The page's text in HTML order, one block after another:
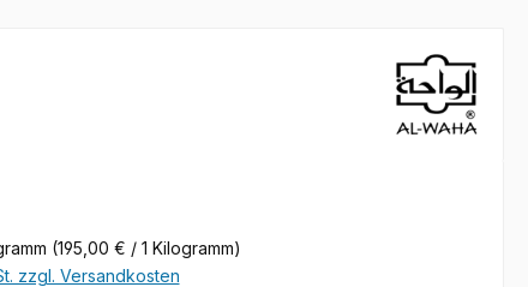
(195,00 € / 1 Kilogramm)
zzgl. Versandkosten